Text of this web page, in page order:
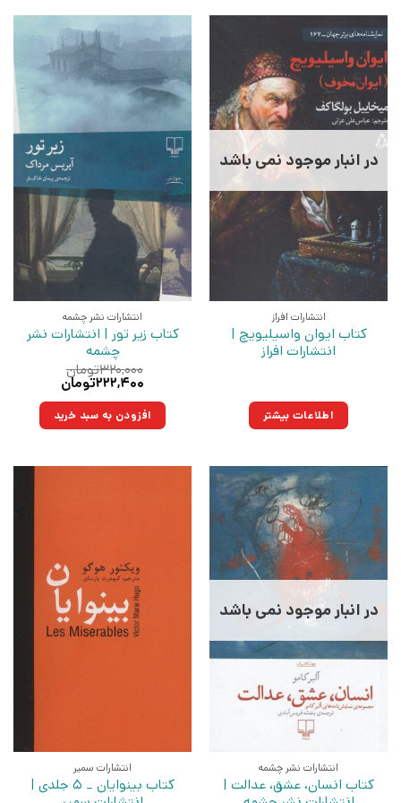
در انبار موجود نمی باشد
انتشارات افراز
کتاب ایوان واسیلیویچ |
انتشارات افراز
اطلاعات بیشتر
انتشارات نشر چشمه
کتاب زیر تور | انتشارات نشر
چشمه
۳۲۰,۰۰۰تومان
قیمت
۳۲۰,۰۰۰تومان
بود.
۲۲۲,۴۰۰تومان
۲۲۲,۴۰۰تومان.افزودن به سبد خرید
در انبار موجود نمی باشد
انتشارات نشر چشمه
کتاب انسان، عشق، عدالت |
انتشارات سمیر
کتاب بینوایان _ 5 جلدی |